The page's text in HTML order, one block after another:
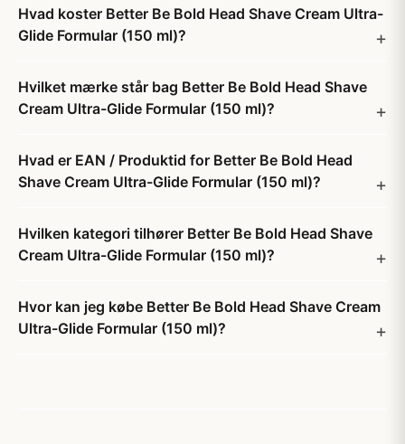
Hvad koster Better Be Bold Head Shave Cream Ultra-
Glide Formular (150 ml)?
Hvilket mærke står bag Better Be Bold Head Shave
Cream Ultra-Glide Formular (150 ml)?
Hvad er EAN / Produktid for Better Be Bold Head
Shave Cream Ultra-Glide Formular (150 ml)?
Hvilken kategori tilhører Better Be Bold Head Shave
Cream Ultra-Glide Formular (150 ml)?
Hvor kan jeg købe Better Be Bold Head Shave Cream
Ultra-Glide Formular (150 ml)?